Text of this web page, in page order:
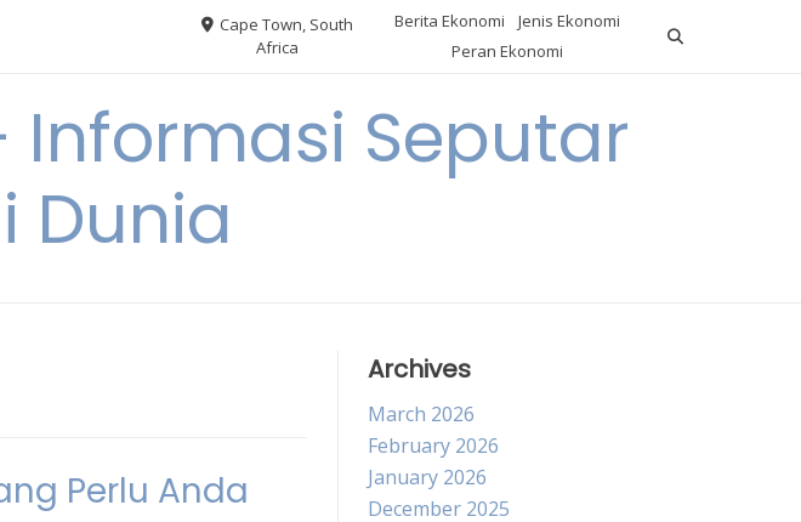
Cape Town, South
Africa
Berita Ekonomi
Jenis Ekonomi
Peran Ekonomi
– Informasi Seputar
Dunia
Perlu Anda
Archives
March 2026
February 2026
January 2026
December 2025